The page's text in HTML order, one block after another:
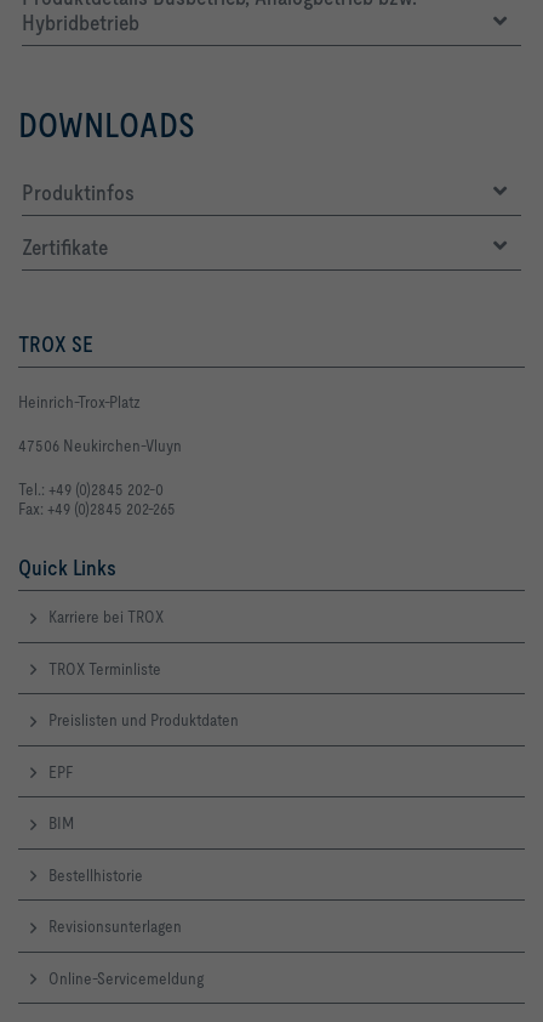
Hybridbetrieb
DOWNLOADS
Produktinfos
Zertifikate
TROX SE
Heinrich-Trox-Platz
47506 Neukirchen-Vluyn
Tel.: +49 (0)2845 202-0
Fax: +49 (0)2845 202-265
Quick Links
Karriere bei TROX
TROX Terminliste
Preislisten und Produktdaten
EPF
BIM
Bestellhistorie
Revisionsunterlagen
Online-Servicemeldung